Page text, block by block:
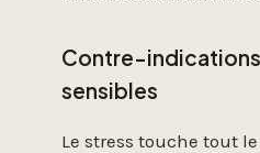
Contre-
sensibles
Le stress touche tout